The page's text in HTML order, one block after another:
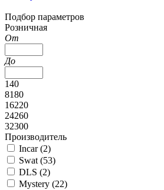
Подбор параметров
Розничная
От
До
140
8180
16220
24260
32300
Производитель
Incar (2)
Swat (53)
DLS (2)
Mystery (22)